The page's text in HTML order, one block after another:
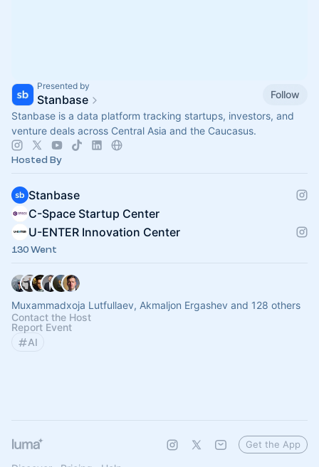
Presented by
Stanbase
Follow
Stanbase is a data platform tracking startups, investors, and
venture deals across Central Asia and the Caucasus.
Hosted By
Stanbase
C-Space Startup Center
U-ENTER Innovation Center
130 Went
Muxammadxoja Lutfullaev, Akmaljon Ergashev and 128 others
Contact the Host
Report Event
AI
Get the App